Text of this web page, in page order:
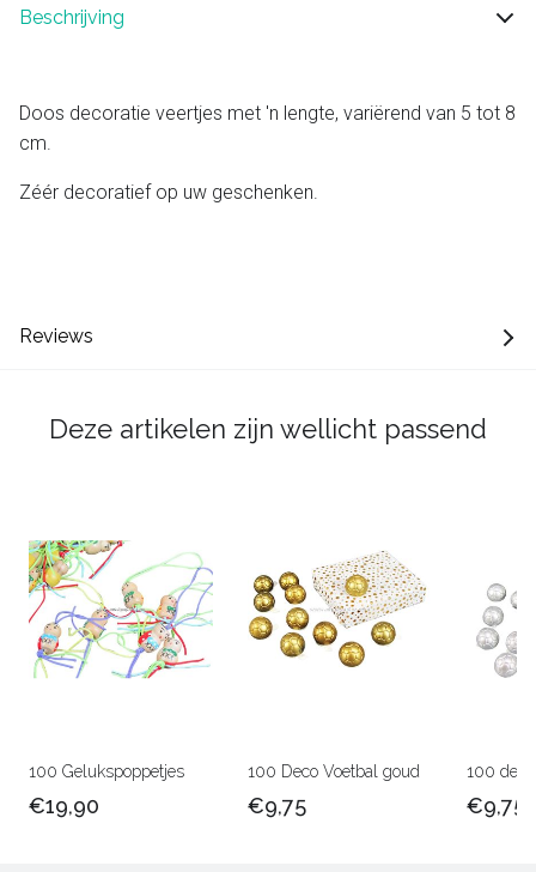
Beschrijving
Doos decoratie veertjes met 'n lengte, variërend van 5 tot 8
cm.
Zéér decoratief op uw geschenken.
Reviews
Deze artikelen zijn wellicht passend
100 Gelukspoppetjes
€19,90
100 Deco Voetbal goud
€9,75
100
€9,75